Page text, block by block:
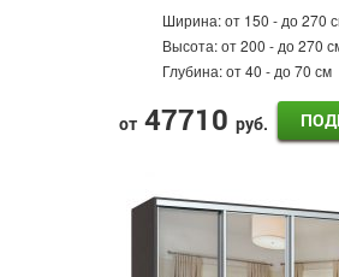
Ширина:от 150 - до 270
Высота:от 200 - до 270
Глубина:от 40 - до 70 см
от 47710 руб.